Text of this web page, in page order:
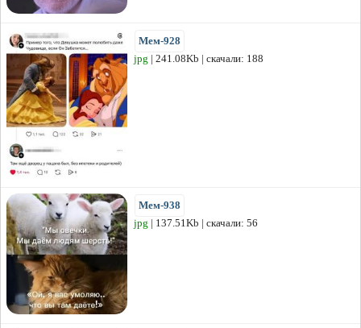
Мем-928
jpg | 241.08Kb | скачали: 188
Мем-938
jpg | 137.51Kb | скачали: 56